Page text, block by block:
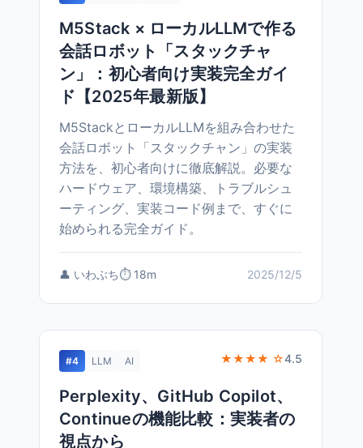
M5Stack × ローカルLLMで作る
会話ロボット「スタックチャ
ン」：初心者向け実装完全ガイ
ド【2025年最新版】
M5StackとローカルLLMを組み合わせた
会話ロボット「スタックチャン」の実装
方法を、初心者向けに徹底解説。必要な
ハードウェア、環境構築、トラブルシュ
ーティング、実装コード例まで、すぐに
始められる完全ガイド。
👤 いわぶち⏱️ 18m 2025/12/5
#4 LLM AI ★★★★ ☆4.5
Perplexity、GitHub Copilot、
Continueの機能比較：実装者の
視点から